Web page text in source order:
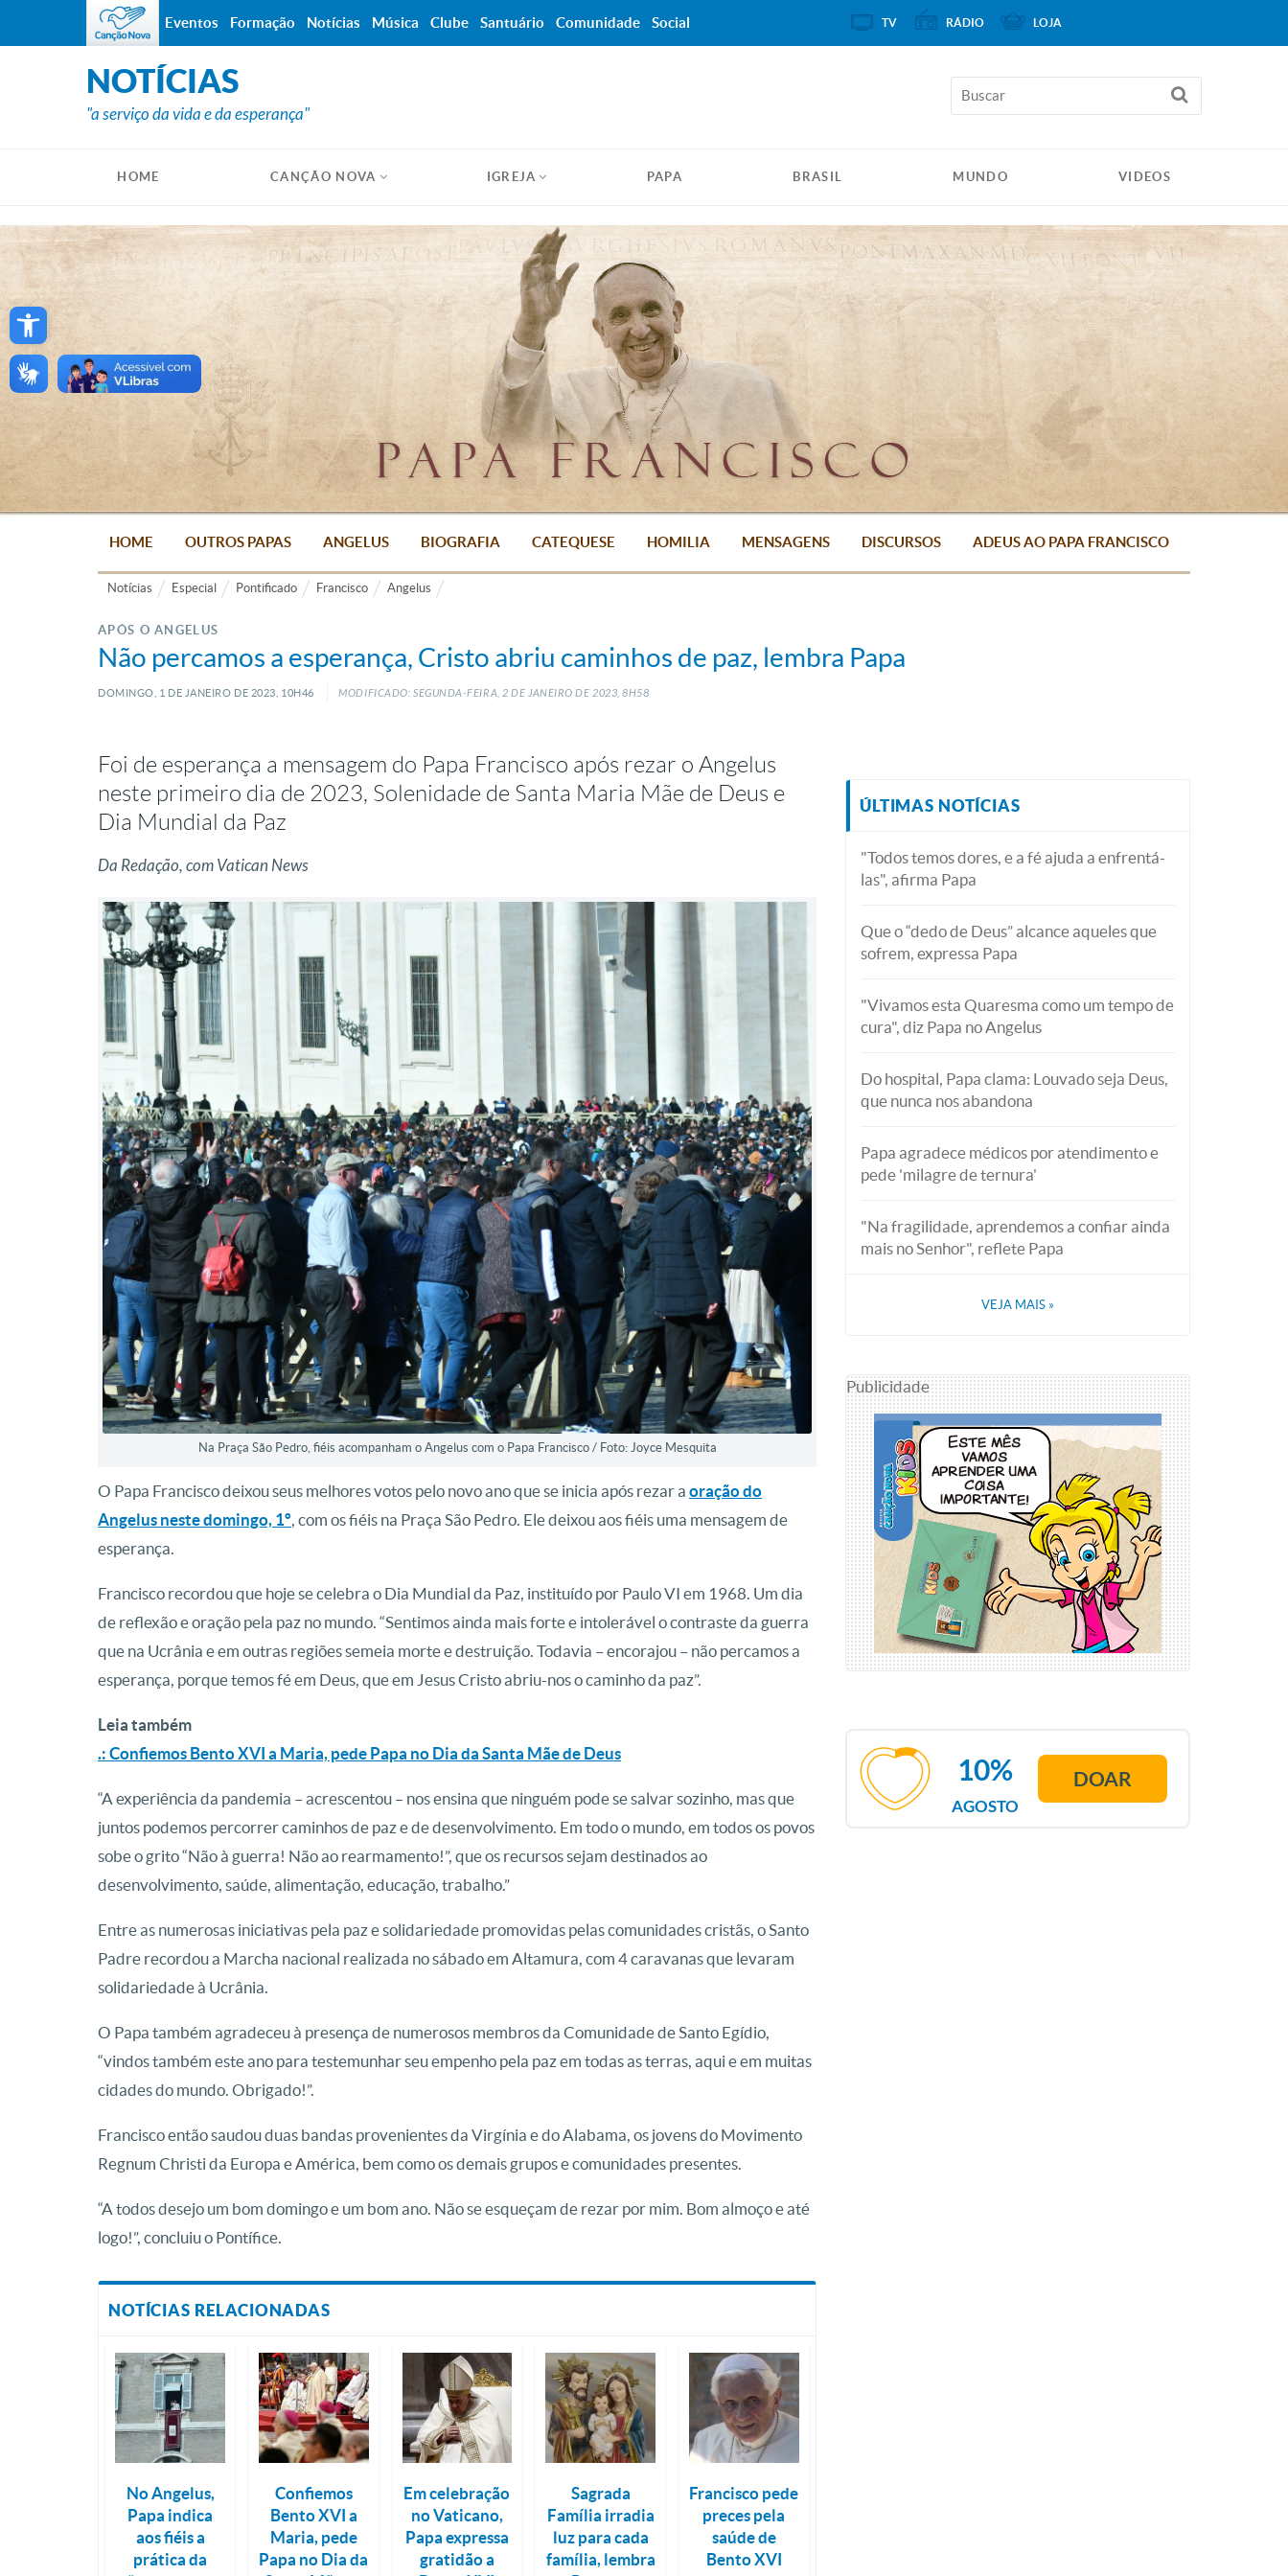
Open toolbar
NOTÍCIAS
"a serviço da vida e da esperança"
HOME CANÇÃO NOVA IGREJA PAPA BRASIL MUNDO VIDEOS
HOME OUTROS PAPAS ANGELUS BIOGRAFIA CATEQUESE HOMILIA MENSAGENS DISCURSOS ADEUS AO PAPA FRANCISCO
Notícias Especial Pontificado Francisco Angelus
APÓS O ANGELUS
Não percamos a esperança, Cristo abriu caminhos de paz, lembra Papa
DOMINGO, 1 DE JANEIRO DE 2023, 10H46 MODIFICADO: SEGUNDA-FEIRA, 2 DE JANEIRO DE2023, 8H58
Foi de esperança a mensagem do Papa Francisco após rezar o Angelus
neste primeiro dia de 2023, Solenidade de Santa Maria Mãe de Deus e
Dia Mundial da Paz
Da Redação, com Vatican News
Na Praça São Pedro, fiéis acompanham o Angelus com o Papa Francisco / Foto: Joyce Mesquita
O Papa Francisco deixou seus melhores votos pelo novo ano que se inicia após rezar a oração do
Angelus neste domingo, 1º, com os fiéis na Praça São Pedro. Ele deixou aos fiéis uma mensagem de
esperança.
Francisco recordou que hoje se celebra o Dia Mundial da Paz, instituído por Paulo VI em 1968. Um dia
de reflexão e oração pela paz no mundo. “Sentimos ainda mais forte e intolerável o contraste da guerra
que na Ucrânia e em outras regiões semeia morte e destruição. Todavia – encorajou – não percamos a
esperança, porque temos fé em Deus, que em Jesus Cristo abriu-nos o caminho da paz”.
Leia também
.: Confiemos Bento XVI a Maria, pede Papa no Dia da Santa Mãe de Deus
“A experiência da pandemia – acrescentou – nos ensina que ninguém pode se salvar sozinho, mas que
juntos podemos percorrer caminhos de paz e de desenvolvimento. Em todo o mundo, em todos os povos
sobe o grito “Não à guerra! Não ao rearmamento!”, que os recursos sejam destinados ao
desenvolvimento, saúde, alimentação, educação, trabalho.”
Entre as numerosas iniciativas pela paz e solidariedade promovidas pelas comunidades cristãs, o Santo
Padre recordou a Marcha nacional realizada no sábado em Altamura, com 4 caravanas que levaram
solidariedade à Ucrânia.
O Papa também agradeceu à presença de numerosos membros da Comunidade de Santo Egídio,
“vindos também este ano para testemunhar seu empenho pela paz em todas as terras, aqui e em muitas
cidades do mundo. Obrigado!”.
Francisco então saudou duas bandas provenientes da Virgínia e do Alabama, os jovens do Movimento
Regnum Christi da Europa e América, bem como os demais grupos e comunidades presentes.
“A todos desejo um bom domingo e um bom ano. Não se esqueçam de rezar por mim. Bom almoço e até
logo!”, concluiu o Pontífice.
NOTÍCIAS RELACIONADAS
No Angelus,
Papa indica
aos fiéis a
prática da
Confiemos
Bento XVI a
Maria, pede
Papa no Dia da
Em celebração
no Vaticano,
Papa expressa
gratidão a
Sagrada
Família irradia
luz para cada
família, lembra
Francisco pede
preces pela
saúde de
Bento XVI
ÚLTIMAS NOTÍCIAS
"Todos temos dores, e a fé ajuda a enfrentá-
las", afirma Papa
Que o “dedo de Deus” alcance aqueles que
sofrem, expressa Papa
"Vivamos esta Quaresma como um tempo de
cura", diz Papa no Angelus
Do hospital, Papa clama: Louvado seja Deus,
que nunca nos abandona
Papa agradece médicos por atendimento e
pede 'milagre de ternura'
"Na fragilidade, aprendemos a confiar ainda
mais no Senhor", reflete Papa
VEJA MAIS »
Publicidade
AGOSTO
10% DOAR
Eventos Formação Notícias Música Clube Santuário Comunidade Social TV RÁDIO LOJA